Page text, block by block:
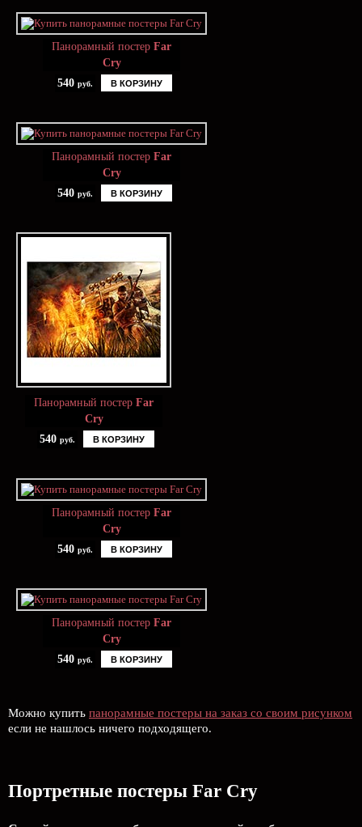
Панорамный постер Far
Cry
540 руб. В КОРЗИНУ
Панорамный постер Far
Cry
540 руб. В КОРЗИНУ
Панорамный постер Far
Cry
540 руб. В КОРЗИНУ
Панорамный постер Far
Cry
540 руб. В КОРЗИНУ
Панорамный постер Far
Cry
540 руб. В КОРЗИНУ
Можно купить панорамные постеры на заказ со своим рисунком
если не нашлось ничего подходящего.
Портретные постеры Far Cry